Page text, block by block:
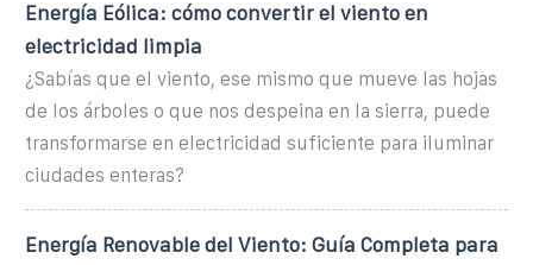
Energía Eólica: cómo convertir el viento en
electricidad limpia
¿Sabías que el viento, ese mismo que mueve las hojas
de los árboles o que nos despeina en la sierra, puede
transformarse en electricidad suficiente para iluminar
ciudades enteras?
Energía Renovable del Viento: Guía Completa para